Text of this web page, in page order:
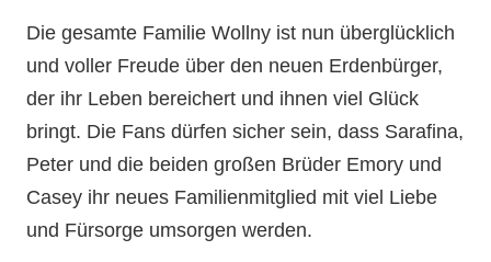
Die gesamte Familie Wollny ist nun überglücklich
und voller Freude über den neuen Erdenbürger,
der ihr Leben bereichert und ihnen viel Glück
bringt. Die Fans dürfen sicher sein, dass Sarafina,
Peter und die beiden großen Brüder Emory und
Casey ihr neues Familienmitglied mit viel Liebe
und Fürsorge umsorgen werden.